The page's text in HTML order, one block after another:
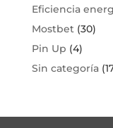
Eficiencia
Mostbet(30)
Pin Up (4)
Sin categoría